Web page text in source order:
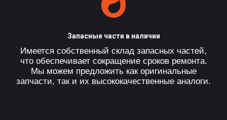
Запасные части в наличии
Имеется собственный склад запасных частей,
что обеспечивает сокращение сроков ремонта.
Мы можем предложить как оригинальные
запчасти, так и их высококачественные аналоги.